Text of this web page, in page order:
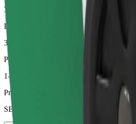
35 min
Distancia estimada
39,6 km
Pasajeros
1-3
Precio estimado
SEK 470,00